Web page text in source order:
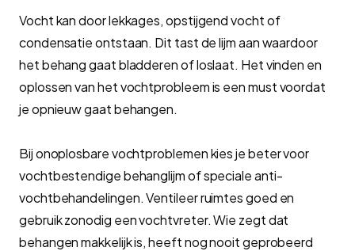
Vocht kan door lekkages, opstijgend vocht of
condensatie ontstaan. Dit tast de lijm aan waardoor
het behang gaat bladderen of loslaat. Het vinden en
oplossen van het vochtprobleem is een must voordat
je opnieuw gaat behangen.
Bij onoplosbare vochtproblemen kies je beter voor
vochtbestendige behanglijm of speciale anti-
vochtbehandelingen. Ventileer ruimtes goed en
gebruik zonodig een vochtvreter. Wie zegt dat
behangen makkelijk is, heeft nog nooit geprobeerd